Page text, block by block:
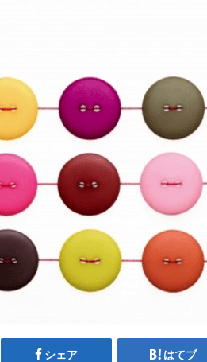
シェア はてブ